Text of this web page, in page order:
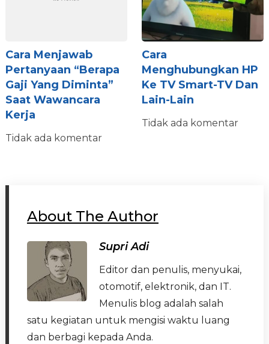
Cara Menjawab
Pertanyaan “Berapa
Gaji Yang Diminta”
Saat Wawancara
Kerja
Tidak ada komentar
Cara
Menghubungkan HP
Ke TV Smart-TV Dan
Lain-Lain
Tidak ada komentar
About The Author
Supri Adi
Editor dan penulis, menyukai,
otomotif, elektronik, dan IT.
Menulis blog adalah salah
satu kegiatan untuk mengisi waktu luang
dan berbagi kepada Anda.